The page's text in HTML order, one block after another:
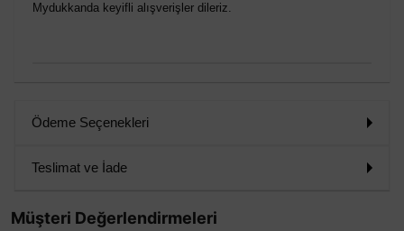
Mydukkanda keyifli alışverişler dileriz.
Ödeme Seçenekleri
Teslimat ve İade
Müşteri Değerlendirmeleri